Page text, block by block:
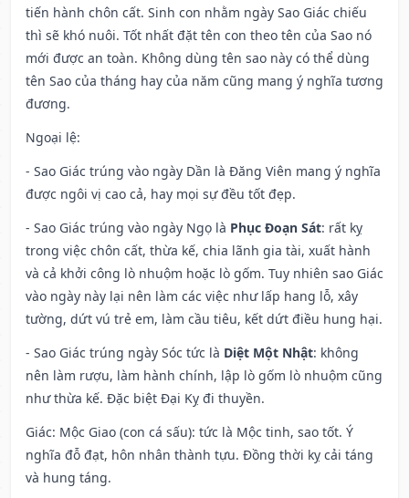
tiến hành chôn cất. Sinh con nhằm ngày Sao Giác chiếu
thì sẽ khó nuôi. Tốt nhất đặt tên con theo tên của Sao nó
mới được an toàn. Không dùng tên sao này có thể dùng
tên Sao của tháng hay của năm cũng mang ý nghĩa tương
đương.
Ngoại lệ:
- Sao Giác trúng vào ngày Dần là Đăng Viên mang ý nghĩa
được ngôi vị cao cả, hay mọi sự đều tốt đẹp.
- Sao Giác trúng vào ngày Ngọ là Phục Đoạn Sát: rất kỵ
trong việc chôn cất, thừa kế, chia lãnh gia tài, xuất hành
và cả khởi công lò nhuộm hoặc lò gốm. Tuy nhiên sao Giác
vào ngày này lại nên làm các việc như lấp hang lỗ, xây
tường, dứt vú trẻ em, làm cầu tiêu, kết dứt điều hung hại.
- Sao Giác trúng ngày Sóc tức là Diệt Một Nhật: không
nên làm rượu, làm hành chính, lập lò gốm lò nhuộm cũng
như thừa kế. Đặc biệt Đại Kỵ đi thuyền.
Giác: Mộc Giao (con cá sấu): tức là Mộc tinh, sao tốt. Ý
nghĩa đỗ đạt, hôn nhân thành tựu. Đồng thời kỵ cải táng
và hung táng.